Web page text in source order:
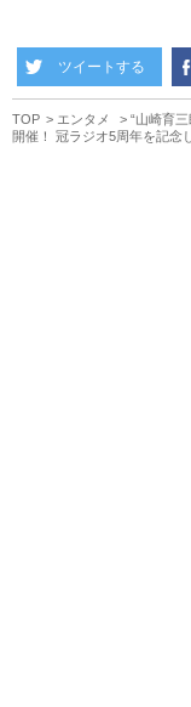
ツイートする
TOP エンタメ
“山崎育
開催！ 冠ラジオ5周年を記念